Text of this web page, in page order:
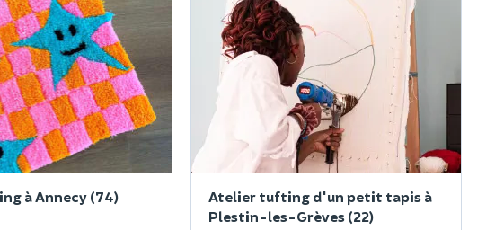
à Annecy (74)
Atelier tufting d'un petit tapis à
Plestin-les-Grèves (22)